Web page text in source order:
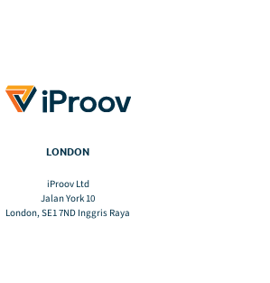
LONDON
iProov Ltd
Jalan York 10
London, SE1 7ND Inggris Raya